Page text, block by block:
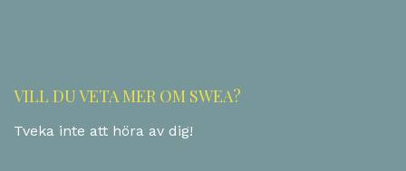
VILL DU VETA MER OM SWEA?
Tveka inte att höra av dig!